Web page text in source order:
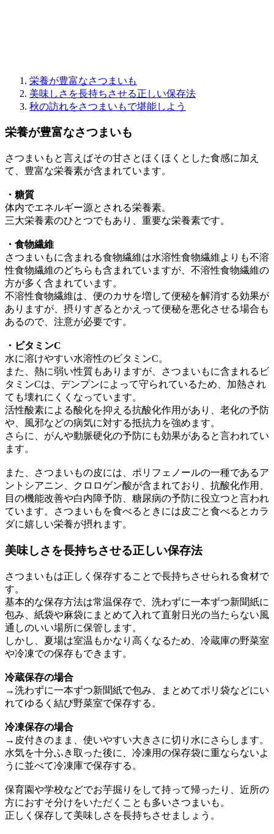
栄養が豊富なさつまいも
美味しさを長持ちさせる正しい保存法
秋の訪れをさつまいもで堪能しよう
栄養が豊富なさつまいも
さつまいもと言えばその甘さとほくほくとした食感に加え
て、豊富な栄養素が含まれています。
・糖質
体内でエネルギー源とされる栄養素。
三大栄養素のひとつでもあり、重要な栄養素です。
・食物繊維
さつまいもに含まれる食物繊維は水溶性食物繊維よりも不溶
性食物繊維のどちらも含まれていますが、不溶性食物繊維の
方が多く含まれています。
不溶性食物繊維は、便のカサを増して便秘を解消する効果が
ありますが、摂りすぎるとかえって便秘を悪化させる場合も
あるので、注意が必要です。
・ビタミンC
水に溶けやすい水溶性のビタミンC。
また、熱に弱い性質もありますが、さつまいもに含まれるビ
タミンCは、デンプンによって守られているため、加熱され
ても壊れにくくなっています。
活性酸素による酸化を抑える抗酸化作用があり、老化の予防
や、風邪などの病気に対する抵抗力を強めます。
さらに、がんや動脈硬化の予防にも効果があると言われてい
ます。
また、さつまいもの皮には、ポリフェノールの一種であるア
ントシアニン、クロロゲン酸が含まれており、抗酸化作用、
目の機能改善や白内障予防、糖尿病の予防に役立つと言われ
ています。さつまいもを食べるときには皮ごと食べるとカラ
ダに嬉しい栄養が摂れます。
美味しさを長持ちさせる正しい保存法
さつまいもは正しく保存することで長持ちさせられる食材で
す。
基本的な保存方法は常温保存で、洗わずに一本ずつ新聞紙に
包み、紙袋や麻袋にまとめて入れて直射日光の当たらない風
通しのいい場所に保管します。
しかし、夏場は室温もかなり高くなるため、冷蔵庫の野菜室
や冷凍での保存もできます。
冷蔵保存の場合
→洗わずに一本ずつ新聞紙で包み、まとめてポリ袋などにい
れてゆるく結び野菜室で保存する。
冷凍保存の場合
→皮付きのまま、使いやすい大きさに切り水にさらします。
水気を十分ふき取った後に、冷凍用の保存袋に重ならないよ
うに並べて冷凍庫で保存する。
保育園や学校などでお芋掘りをして持って帰ったり、近所の
方におすそ分けをいただくことも多いさつまいも。
正しく保存して美味しさを長持ちさせましょう。